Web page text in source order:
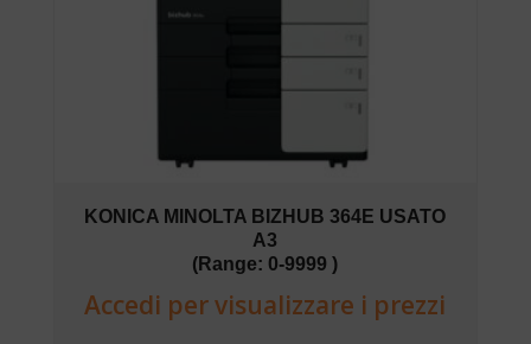
KONICA MINOLTA BIZHUB 364E USATO
A3
(Range: 0-9999 )
Accedi per visualizzare i prezzi